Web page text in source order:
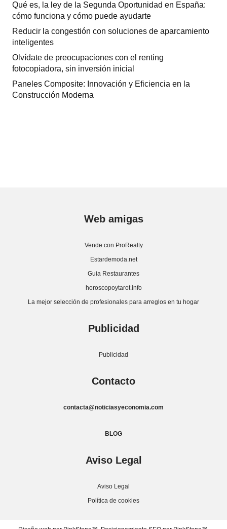
Qué es, la ley de la Segunda Oportunidad en España:
cómo funciona y cómo puede ayudarte
Reducir la congestión con soluciones de aparcamiento
inteligentes
Olvídate de preocupaciones con el renting
fotocopiadora, sin inversión inicial
Paneles Composite: Innovación y Eficiencia en la
Construcción Moderna
Web amigas
Vende con ProRealty
Estardemoda.net
Guia Restaurantes
horoscopoytarot.info
La mejor selección de profesionales para arreglos en tu hogar
Publicidad
Publicidad
Contacto
contacta@noticiasyeconomia.com
BLOG
Aviso Legal
Aviso Legal
Política de cookies